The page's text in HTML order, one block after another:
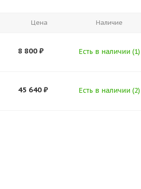
Цена Наличие
8 800 ₽ Есть в наличии (1)
45 640 ₽ Есть в наличии (2)